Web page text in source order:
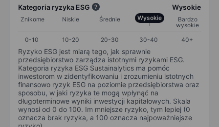
Kategoria ryzyka ESG Wysokie
Znikome Niskie Średnie Wysokie
Bardzo
wysokie
0-10
10-20 20-30 30-40 40+
Ryzyko ESG jest miarą tego, jak sprawnie
przedsiębiorstwo zarządza istotnymi ryzykami ESG.
Kategoria ryzyka ESG Sustainalytics ma pomóc
inwestorom w zidentyfikowaniu i zrozumieniu istotnych
finansowo ryzyk ESG na poziomie przedsiębiorstwa oraz
sposobu, w jaki ryzyka te mogą wpłynąć na
długoterminowe wyniki inwestycji kapitałowych. Skala
wynosi od 0 do 100. Im mniejsze ryzyko, tym lepiej (0
oznacza brak ryzyka, a 100 oznacza najpoważniejsze